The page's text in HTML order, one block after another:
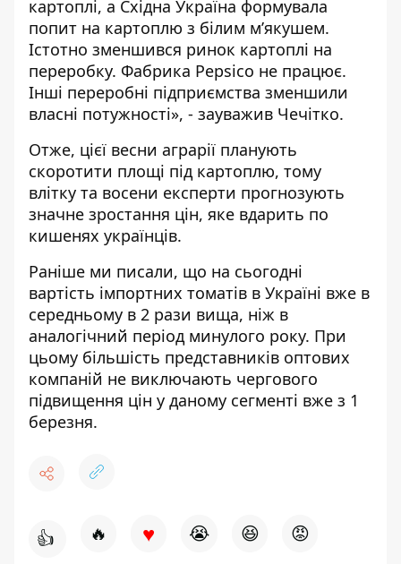
картоплі, а Східна Україна формувала
попит на картоплю з білим м’якушем.
Істотно зменшився ринок картоплі на
переробку. Фабрика Pepsico не працює.
Інші переробні підприємства зменшили
власні потужності», - зауважив Чечітко.
Отже, цієї весни аграрії планують
скоротити площі під картоплю, тому
влітку та восени експерти прогнозують
значне зростання цін, яке вдарить по
кишенях українців.
Раніше ми писали, що на сьогодні
вартість імпортних томатів в Україні вже в
середньому в 2 рази вища, ніж в
аналогічний період минулого року. При
цьому більшість представників оптових
компаній не виключають чергового
підвищення цін у даному сегменті вже з 1
березня.
👍 🔥 ♥ 😭 😆 😡